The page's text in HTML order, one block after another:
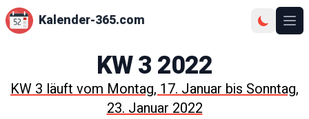
Kalender-365.com
KW32022
KW3läuft vomMontag, 17. JanuarbisSonntag,
23. Januar 2022